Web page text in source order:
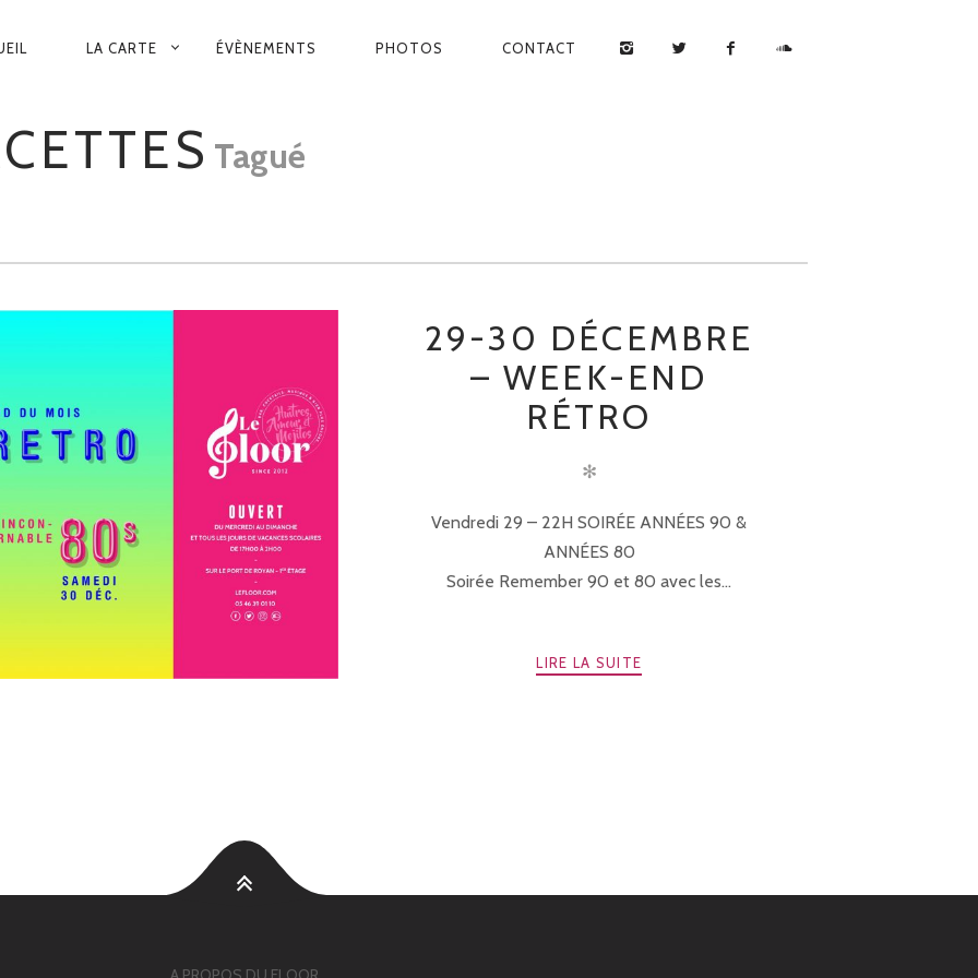
LA CARTE ÉVÈNEMENTS PHOTOS CONTACT
Tagué
29-30 DÉCEMBRE
– WEEK-END
RÉTRO
✻
Vendredi 29 – 22H SOIRÉE ANNÉES 90 &
ANNÉES 80
Soirée Remember 90 et 80 avec les...
LIRE LA SUITE